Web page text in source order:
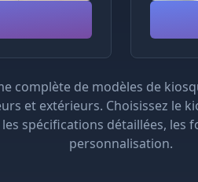
complète de modèles de
et extérieurs. Choisissez le
spécifications détaillées, les
personnalisation.